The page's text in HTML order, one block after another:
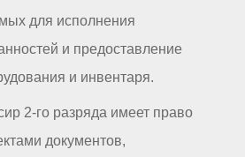
для исполнения
и предоставление
и инвентаря.
2-го разряда имеет право
документов,